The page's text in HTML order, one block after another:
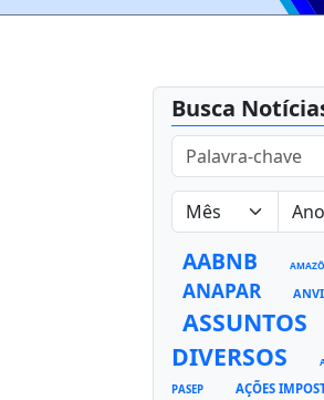
Busca
AABNB
ANAPAR
ASSUNTOS
DIVERSOS
PASEP
AÇÕES